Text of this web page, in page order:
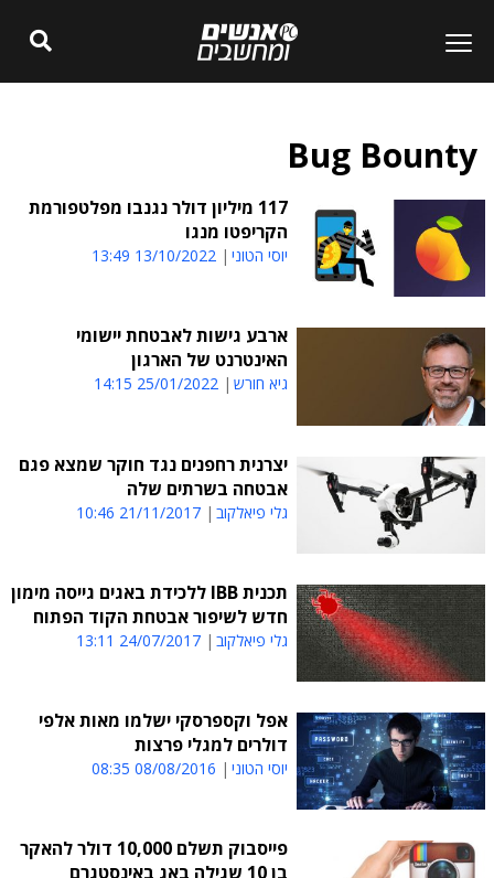
Bug Bounty
117 מיליון דולר נגנבו מפלטפורמת
הקריפטו מנגו
יוסי הטוני 13/10/2022 13:49
ארבע גישות לאבטחת יישומי
האינטרנט של הארגון
גיא חורש 25/01/2022 14:15
יצרנית רחפנים נגד חוקר שמצא פגם
אבטחה בשרתים שלה
גלי פיאלקוב 21/11/2017 10:46
תכנית IBB ללכידת באגים גייסה מימון
חדש לשיפור אבטחת הקוד הפתוח
גלי פיאלקוב 24/07/2017 13:11
אפל וקספרסקי ישלמו מאות אלפי
דולרים למגלי פרצות
יוסי הטוני 08/08/2016 08:35
פייסבוק תשלם 10,000 דולר להאקר
בן 10 שגילה באג באינסטגרם